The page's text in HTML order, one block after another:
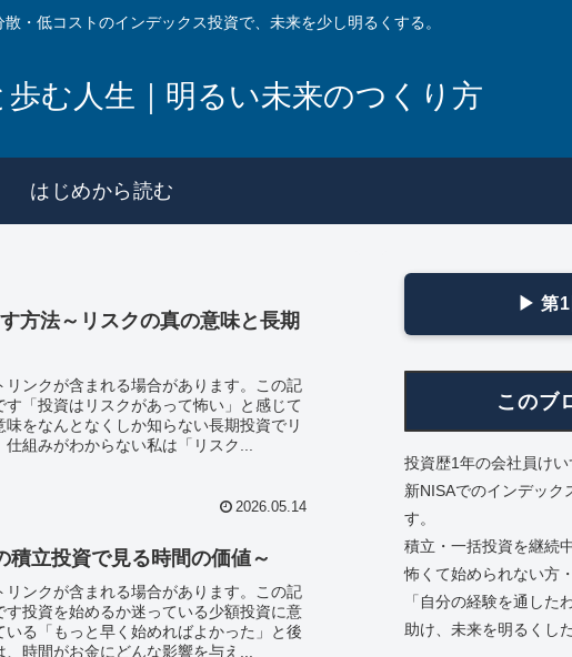
・低コストのインデックス投資で、未来を少し明るくする。
む人生｜明るい未来のつくり方
はじめから読む
方法～リスクの真の意味と長期
ンクが含まれる場合があります。この記
「投資はリスクがあって怖い」と感じて
をなんとなくしか知らない長期投資でリ
組みがわからない私は「リスク...
2026.05.14
積立投資で見る時間の価値～
ンクが含まれる場合があります。この記
投資を始めるか迷っている少額投資に意
る「もっと早く始めればよかった」と後
時間がお金にどんな影響を与え...
▶ 第
このブ
投資歴1年の会社員けい
新NISAでのインデック
す。
積立・一括投資を継続中
怖くて始められない方
「自分の経験を通した
助け、未来を明るくし